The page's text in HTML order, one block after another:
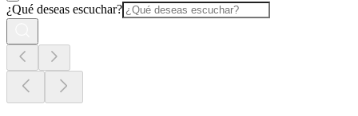
¿Qué deseas escuchar?